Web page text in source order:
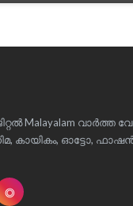
Malayalam വാർത്ത
കായികം, ഓട്ടോ,
◎